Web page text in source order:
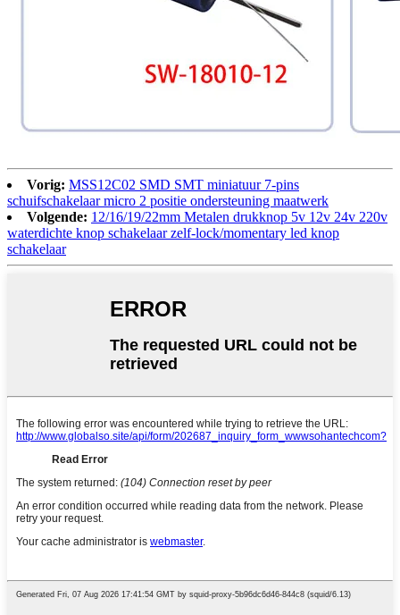
Vorig: MSS12C02 SMD SMT miniatuur 7-pins
schuifschakelaar micro 2 positie ondersteuning maatwerk
Volgende: 12/16/19/22mm Metalen drukknop 5v 12v 24v 220v
waterdichte knop schakelaar zelf-lock/momentary led knop
schakelaar